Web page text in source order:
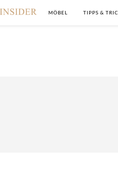
MÖBEL TIPPS &